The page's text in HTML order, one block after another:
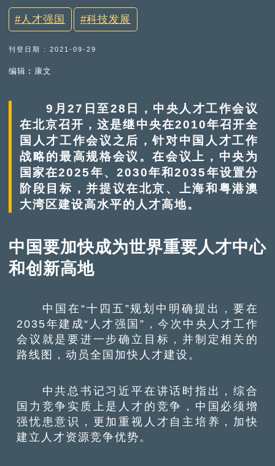
人才强国 科技发展
刊登日期 : 2021-09-29
编辑︰康文
9月27日至28日，中央人才工作会议
在北京召开，这是继中央在2010年召开全
国人才工作会议之后，针对中国人才工作
战略的最高规格会议。在会议上，中央为
国家在2025年、2030年和2035年设置分
阶段目标，并提议在北京、上海和粤港澳
大湾区建设高水平的人才高地。
中国要加快成为世界重要人才中心
和创新高地
中国在“十四五”规划中明确提出，要在
2035年建成“人才强国”，今次中央人才工作
会议就是要进一步确立目标，并制定相关的
路线图，动员全国加快人才建设。
中共总书记习近平在讲话时指出，综合
国力竞争实质上是人才的竞争，中国必须增
强忧患意识，更加重视人才自主培养，加快
建立人才资源竞争优势。